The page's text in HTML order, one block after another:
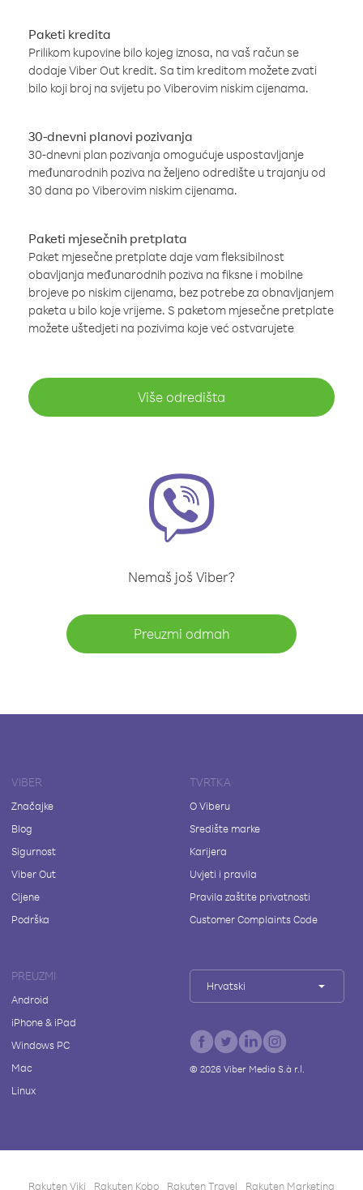
Paketi kredita
Prilikom kupovine bilo kojeg iznosa, na vaš račun se
dodaje Viber Out kredit. Sa tim kreditom možete zvati
bilo koji broj na svijetu po Viberovim niskim cijenama.
30-dnevni planovi pozivanja
30-dnevni plan pozivanja omogućuje uspostavljanje
međunarodnih poziva na željeno odredište u trajanju od
30 dana po Viberovim niskim cijenama.
Paketi mjesečnih pretplata
Paket mjesečne pretplate daje vam fleksibilnost
obavljanja međunarodnih poziva na fiksne i mobilne
brojeve po niskim cijenama, bez potrebe za obnavljanjem
paketa u bilo koje vrijeme. S paketom mjesečne pretplate
možete uštedjeti na pozivima koje već ostvarujete
Više odredišta
Nemaš još Viber?
Preuzmi odmah
VIBER
Značajke
Blog
Sigurnost
Viber Out
Cijene
Podrška
TVRTKA
O Viberu
Središte marke
Karijera
Uvjeti i pravila
Pravila zaštite privatnosti
Customer Complaints Code
PREUZMI
Android
iPhone & iPad
Windows PC
Mac
Linux
Hrvatski
© 2026Viber Media S.à r.l.
Rakuten Viki Rakuten Kobo Rakuten Travel Rakuten Marketing